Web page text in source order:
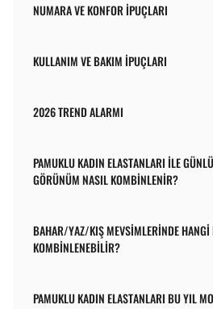
NUMARA VE KONFOR İPUÇLARI
KULLANIM VE BAKIM İPUÇLARI
2026 TREND ALARMI
PAMUKLU KADIN ELASTANLARI ILE
GÖRÜNÜM NASIL KOMBINLENIR?
BAHAR/YAZ/KIŞ MEVSIMLERINDE HANGI
KOMBINLENEBILIR?
PAMUKLU KADIN ELASTANLARI BU YIL